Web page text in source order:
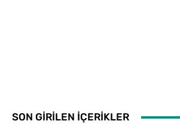
SON GİRİLEN İÇERİKLER